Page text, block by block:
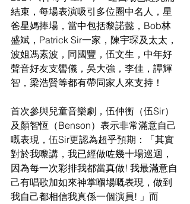
結束，每場表演吸引多位圈中名人，星
爸星媽捧場，當中包括黎諾懿，Bob林
盛斌，Patrick Sir一家，陳宇琛及太太，
波姐馮素波，同國豐，伍文生，中年好
聲音好友支嚳儀，吳大強，李佳，譚輝
智，梁浩賢等都有帶同家人來支持！
首次參與兒童音樂劇，伍仲衡（伍Sir）
及顏智恆（Benson）表示非常滿意自己
嘅表現，伍Sir更認為超乎預期：「其實
對於我嚟講，我已經做咗幾十場巡迴，
因為每一次彩排我都當真做! 我最滿意自
己有唱歌加如來神掌嗰場嘅表現，做到
我自己都相信我真係一個演員! 」而